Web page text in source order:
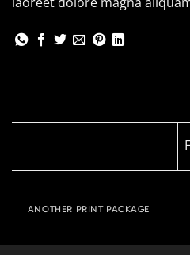
ANOTHER PRINT PACKAGE